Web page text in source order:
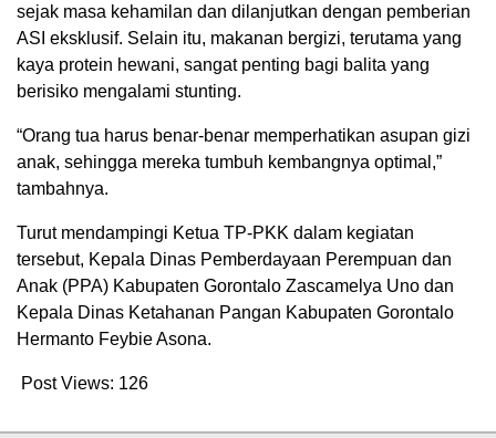
sejak masa kehamilan dan dilanjutkan dengan pemberian
ASI eksklusif. Selain itu, makanan bergizi, terutama yang
kaya protein hewani, sangat penting bagi balita yang
berisiko mengalami stunting.
“Orang tua harus benar-benar memperhatikan asupan gizi
anak, sehingga mereka tumbuh kembangnya optimal,”
tambahnya.
Turut mendampingi Ketua TP-PKK dalam kegiatan
tersebut, Kepala Dinas Pemberdayaan Perempuan dan
Anak (PPA) Kabupaten Gorontalo Zascamelya Uno dan
Kepala Dinas Ketahanan Pangan Kabupaten Gorontalo
Hermanto Feybie Asona.
Post Views: 126